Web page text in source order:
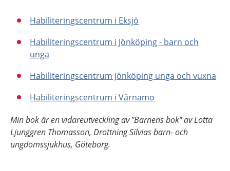
Habiliteringscentrum i Eksjö
Habiliteringscentrum i Jönköping - barn och
unga
Habiliteringscentrum Jönköping unga och vuxna
Habiliteringscentrum i Värnamo
Min bok är en vidareutveckling av ”Barnens bok” av Lotta
Ljunggren Thomasson, Drottning Silvias barn- och
ungdomssjukhus, Göteborg.